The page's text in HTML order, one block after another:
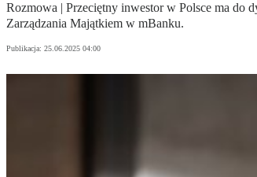
Rozmowa | Przeciętny inwestor w Polsce ma do
Zarządzania Majątkiem w mBanku.
Publikacja: 25.06.2025 04:00